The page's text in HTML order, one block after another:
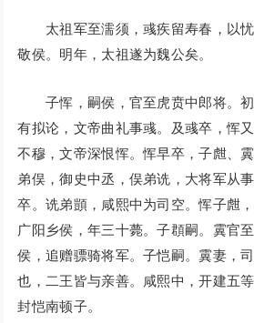
太祖军至濡须，彧疾留寿春，以忧
敬侯。明年，太祖遂为魏公矣。
子恽，嗣侯，官至虎贲中郎将。初
有拟论，文帝曲礼事彧。及彧卒，恽
不穆，文帝深恨恽。恽早卒，子甝、
弟俣，御史中丞，俣弟诜，大将军从
卒。诜弟顗，咸熙中为司空。恽子甝
广阳乡侯，年三十薨。子頵嗣。霬官
侯，追赠骠骑将军。子恺嗣。霬妻，
也，二王皆与亲善。咸熙中，开建五
封恺南顿子。